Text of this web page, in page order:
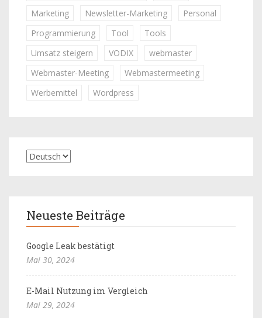
Marketing
Newsletter-Marketing
Personal
Programmierung
Tool
Tools
Umsatz steigern
VODIX
webmaster
Webmaster-Meeting
Webmastermeeting
Werbemittel
Wordpress
Neueste Beiträge
Google Leak bestätigt
Mai 30, 2024
E-Mail Nutzung im Vergleich
Mai 29, 2024